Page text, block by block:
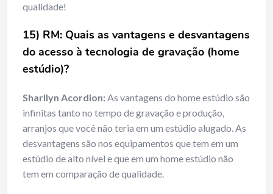
qualidade!
15) RM: Quais as vantagens e desvantagens
do acesso à tecnologia de gravação (home
estúdio)?
Sharllyn Acordion:As vantagens do home estúdio são
infinitas tanto no tempo de gravação e produção,
arranjos que você não teria em um estúdio alugado. As
desvantagens são nos equipamentos que tem em um
estúdio de alto nível e que em um home estúdio não
tem em comparação de qualidade.